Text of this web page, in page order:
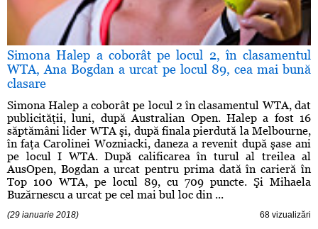
Simona Halep a coborât pe locul 2, în clasamentul
WTA, Ana Bogdan a urcat pe locul 89, cea mai bună
clasare
Simona Halep a coborât pe locul 2 în clasamentul WTA, dat
publicităţii, luni, după Australian Open. Halep a fost 16
săptămâni lider WTA şi, după finala pierdută la Melbourne,
în faţa Carolinei Wozniacki, daneza a revenit după şase ani
pe locul I WTA. După calificarea în turul al treilea al
AusOpen, Bogdan a urcat pentru prima dată în carieră în
Top 100 WTA, pe locul 89, cu 709 puncte. Şi Mihaela
Buzărnescu a urcat pe cel mai bul loc din ...
(29 ianuarie 2018) 68 vizualizări